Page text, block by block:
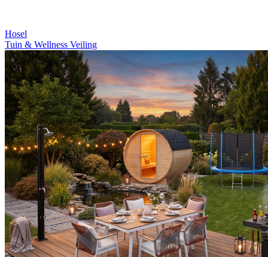
Hosel
Tuin & Wellness Veiling